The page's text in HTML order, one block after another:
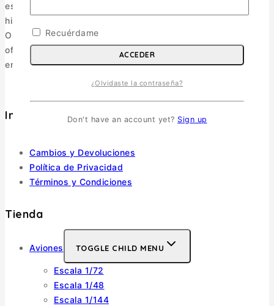
especializamos en maquetismo militar, figuras, libros de
historia y accesorios.
Operamos como e-commerce, enviando a todo Chile y
ofreciendo una selección pensada para coleccionistas y
entusiastas.
Informacion
Cambios y Devoluciones
Política de Privacidad
Términos y Condiciones
Tienda
Aviones TOGGLE CHILD MENU
Escala 1/72
Escala 1/48
Escala 1/144
Recuérdame
ACCEDER
¿Olvidaste la contraseña?
Don't have an account yet? Sign up